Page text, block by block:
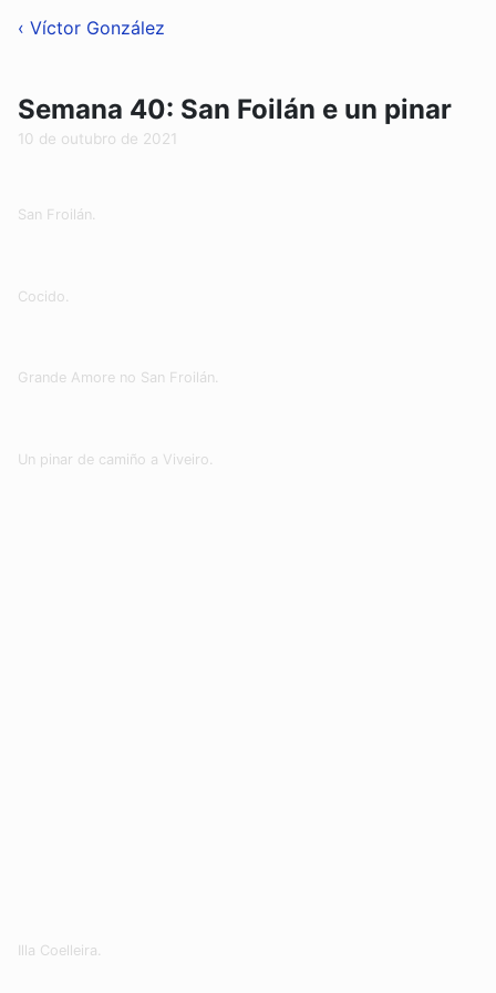
‹ Víctor González
Semana 40: San Foilán e un pinar
10 de outubro de 2021
San Froilán.
Cocido.
Grande Amore no San Froilán.
Un pinar de camiño a Viveiro.
Illa Coelleira.